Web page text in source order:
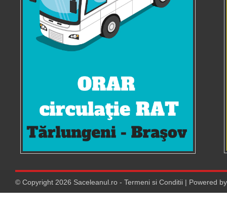
© Copyright 2026 Saceleanul.ro - Termeni si Conditii | Powered